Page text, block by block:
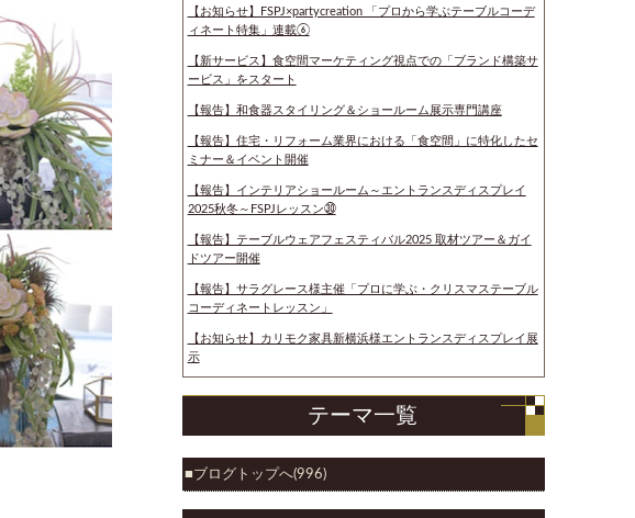
【お知らせ】FSPJ×partycreation 「プロから学ぶテーブルコーデ
ィネート特集」連載⑥
【新サービス】食空間マーケティング視点での「ブランド構築サ
ービス」をスタート
【報告】和食器スタイリング＆ショールーム展示専門講座
【報告】住宅・リフォーム業界における「食空間」に特化したセ
ミナー＆イベント開催
【報告】インテリアショールーム～エントランスディスプレイ
2025秋冬～FSPJレッスン㉚
【報告】テーブルウェアフェスティバル2025 取材ツアー＆ガイ
ドツアー開催
【報告】サラグレース様主催「プロに学ぶ・クリスマステーブル
コーディネートレッスン」
【お知らせ】カリモク家具新横浜様エントランスディスプレイ展
示
テーマ一覧
ブログトップへ(996)